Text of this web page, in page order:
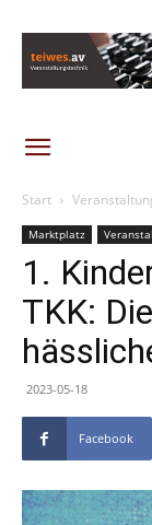
Start
Marktplatz
1.
TKK:
2023-05-18
Facebook